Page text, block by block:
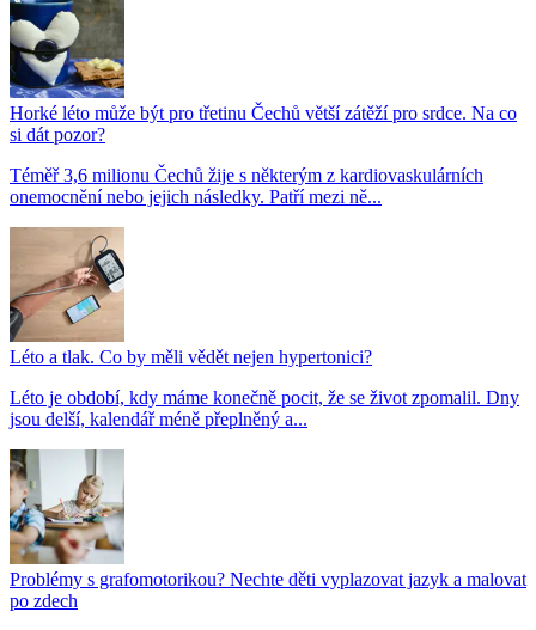
Horké léto může být pro třetinu Čechů větší zátěží pro srdce. Na co
si dát pozor?
Téměř 3,6 milionu Čechů žije s některým z kardiovaskulárních
onemocnění nebo jejich následky. Patří mezi ně...
Léto a tlak. Co by měli vědět nejen hypertonici?
Léto je období, kdy máme konečně pocit, že se život zpomalil. Dny
jsou delší, kalendář méně přeplněný a...
Problémy s grafomotorikou? Nechte děti vyplazovat jazyk a malovat
po zdech